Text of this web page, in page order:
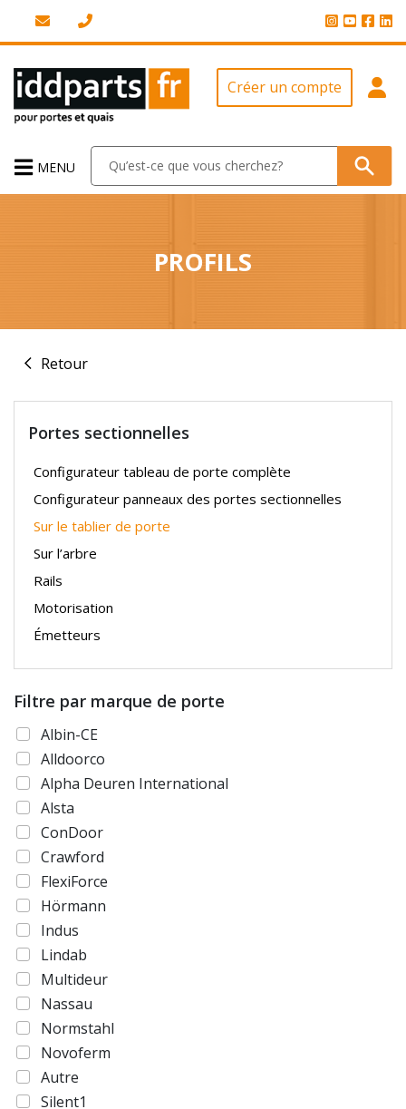
Créer un compte
MENU
PROFILS
Retour
Portes sectionnelles
Configurateur tableau de porte complète
Configurateur panneaux des portes sectionnelles
Sur le tablier de porte
Sur l’arbre
Rails
Motorisation
Émetteurs
Filtre par marque de porte
Albin-CE
Alldoorco
Alpha Deuren International
Alsta
ConDoor
Crawford
FlexiForce
Hörmann
Indus
Lindab
Multideur
Nassau
Normstahl
Novoferm
Autre
Silent1